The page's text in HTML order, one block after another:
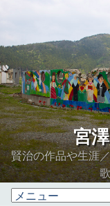
宮
賢治の作品や生涯